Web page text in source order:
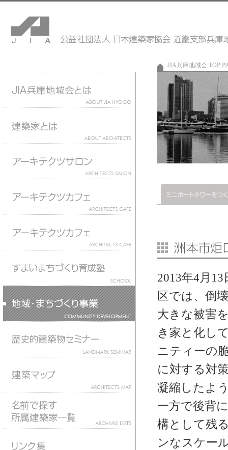
JIA兵庫地域会 TOP
2013年4月
区では、倒
大きな被害
き家と化し
ニティーの
に対する対
凝縮したよ
一方で後背
構として残
ンなスケー